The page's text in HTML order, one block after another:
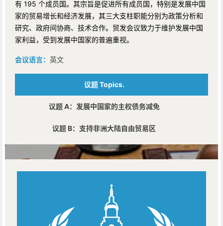
有 195 个成员国。其宗旨是促进所有成员国，特别是发展中国
家的贸易增长和经济发展，其三大支柱职能分别为政策分析和
研究、政府间协商、技术合作。贸发会议致力于维护发展中国
家利益，受到发展中国家的普遍重视。
会议语言： 英文
议题 Topics.
议题 A： 发展中国家的主权债务减免
议题 B： 支持非洲大陆自由贸易区